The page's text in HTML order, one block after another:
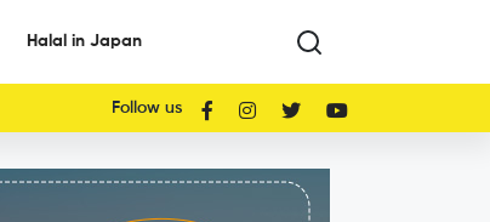
Halal in Japan
Follow us